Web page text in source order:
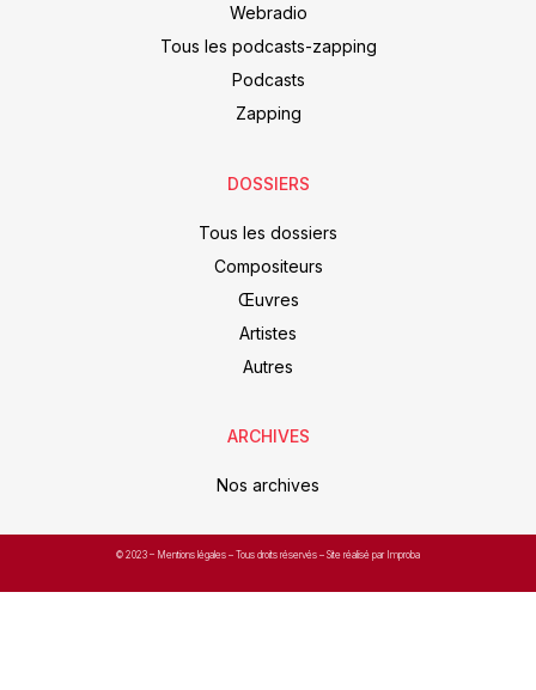
Webradio
Tous les podcasts-zapping
Podcasts
Zapping
DOSSIERS
Tous les dossiers
Compositeurs
Œuvres
Artistes
Autres
ARCHIVES
Nos archives
© 2023 – Mentions légales – Tous droits réservés – Site réalisé par Improba